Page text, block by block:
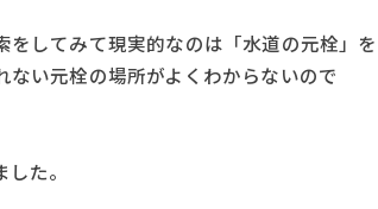
してみて現実的なのは「水道の元栓」を
い元栓の場所がよくわからないので
た。